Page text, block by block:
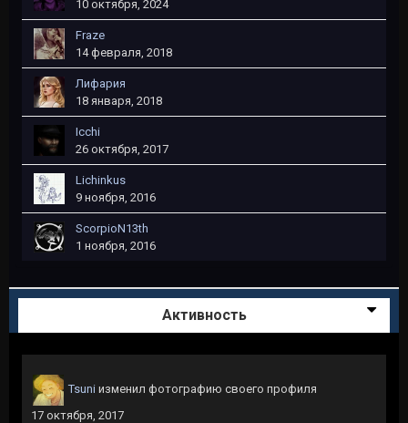
10 октября, 2024
Fraze
14 февраля, 2018
Лифария
18 января, 2018
Icchi
26 октября, 2017
Lichinkus
9 ноября, 2016
ScorpioN13th
1 ноября, 2016
Активность
Tsuni изменил фотографию своего профиля
17 октября, 2017